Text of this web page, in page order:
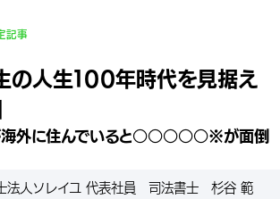
記事
人生１００年時代を見据え
外に住んでいると○○○○○※が面倒
法人ソレイユ 代表社員 司法書士 杉谷 範